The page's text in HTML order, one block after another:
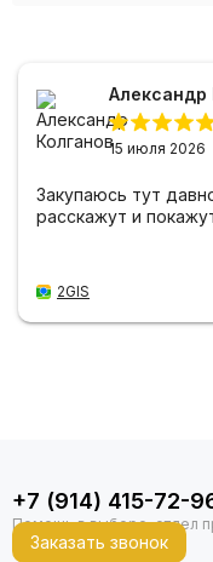
Александр
15 июля 2026
Закупаюсь тут
расскажут и
2GIS
+7 (914) 415-72-
Заказать звонок